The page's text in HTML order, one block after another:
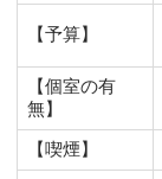
【予算】
【個室の有
無】
【喫煙】